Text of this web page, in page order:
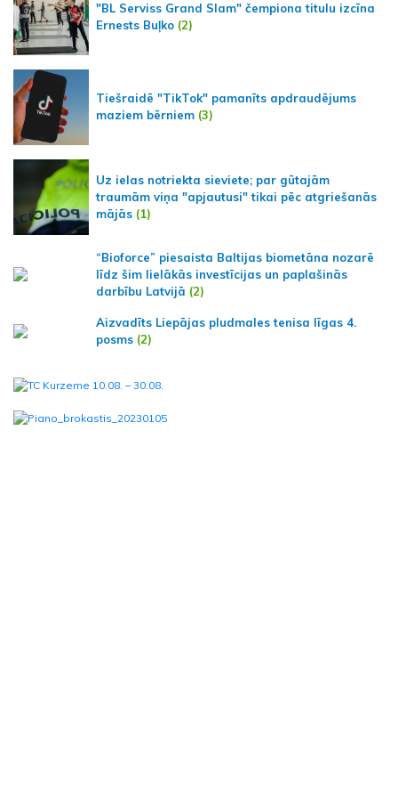
"BL Serviss Grand Slam" čempiona titulu izcīna
Ernests Buļko (2)
Tiešraidē "TikTok" pamanīts apdraudējums
maziem bērniem (3)
Uz ielas notriekta sieviete; par gūtajām
traumām viņa "apjautusi" tikai pēc atgriešanās
mājās (1)
“Bioforce” piesaista Baltijas biometāna nozarē
līdz šim lielākās investīcijas un paplašinās
darbību Latvijā (2)
Aizvadīts Liepājas pludmales tenisa līgas 4.
posms (2)